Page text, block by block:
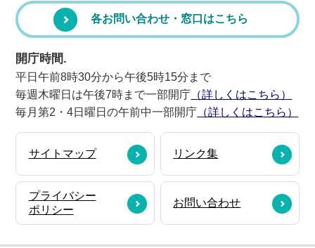
各お問い合わせ・窓口はこちら
開庁時間.
平日午前8時30分から午後5時15分まで
毎週木曜日は午後7時まで一部開庁 （詳しくはこちら）
毎月第2・4日曜日の午前中一部開庁 （詳しくはこちら）
サイトマップ リンク集
プライバシー
ポリシー
お問い合わせ